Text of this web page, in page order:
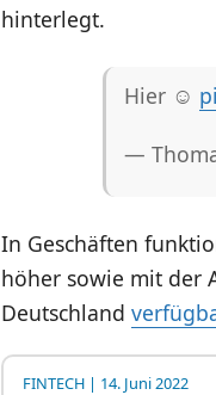
hinterlegt.
Hier ☺️
—
In Geschäften
höher sowie mit der
Deutschland
FINTECH| 14. Juni 2022